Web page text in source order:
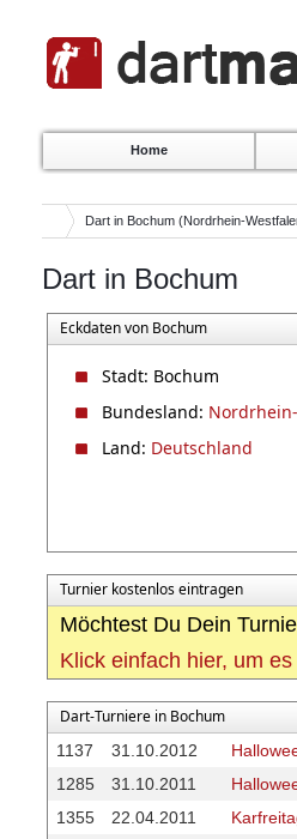
Home
Dart in Bochum (Nordrhein-
Dart in Bochum
Eckdaten von Bochum
Stadt: Bochum
Bundesland:
Land: Deutschland
Turnier kostenlos eintragen
Möchtest Du Dein
Klick einfach hier, um
Dart-Turniere in Bochum
1137 31.10.2012
1285
31.10.2011
1355
22.04.2011